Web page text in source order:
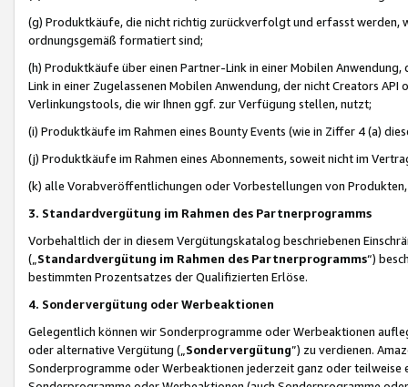
(g) Produktkäufe, die nicht richtig zurückverfolgt und erfasst werden,
ordnungsgemäß formatiert sind;
(h) Produktkäufe über einen Partner-Link in einer Mobilen
Link in einer Zugelassenen Mobilen Anwendung, der nicht Creators
Verlinkungstools, die wir Ihnen ggf. zur Verfügung stellen, nutzt;
(i) Produktkäufe im Rahmen eines Bounty Events (wie in Ziffer 4 (a)
(j) Produktkäufe im Rahmen eines Abonnements, soweit nicht im
(k) alle Vorabveröffentlichungen oder Vorbestellungen von
3. Standardvergütung im Rahmen des Partnerprogramms
Vorbehaltlich der in diesem Vergütungskatalog beschriebenen
(„ Standardvergütung im Rahmen des Partnerprogramms“)
bestimmten Prozentsatzes der Qualifizierten Erlöse.
4. Sondervergütung oder Werbeaktionen
Gelegentlich können wir Sonderprogramme oder Werbeaktionen
oder alternative Vergütung („ Sondervergütung”) zu verdienen.
Sonderprogramme oder Werbeaktionen jederzeit ganz oder